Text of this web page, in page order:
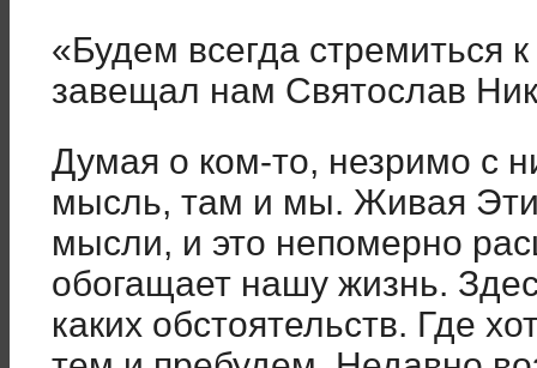
«Будем всегда стремиться
завещал нам Святослав
Думая о ком-то, незримо с
мысль, там и мы. Живая
мысли, и это непомерно
обогащает нашу жизнь.
каких обстоятельств. Где